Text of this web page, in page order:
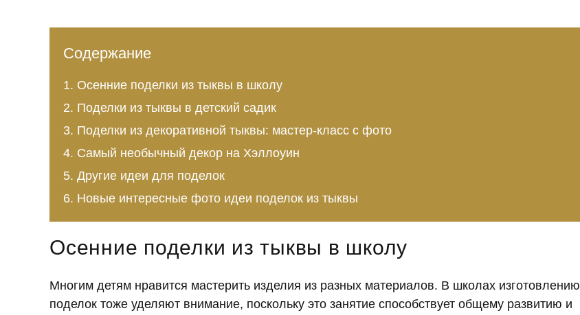
Содержание
Осенние поделки из тыквы в школу
Поделки из тыквы в детский садик
Поделки из декоративной тыквы: мастер-класс с фото
Самый необычный декор на Хэллоуин
Другие идеи для поделок
Новые интересные фото идеи поделок из тыквы
Осенние поделки из тыквы в школу
Многим детям нравится мастерить изделия из разных материалов. В школах изготовлению
поделок тоже уделяют внимание, поскольку это занятие способствует общему развитию и